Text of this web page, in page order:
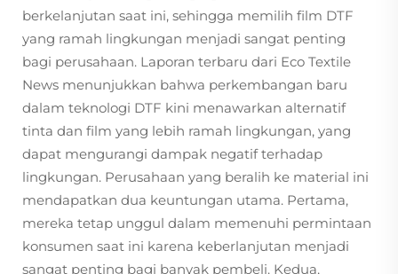
berkelanjutan saat ini, sehingga memilih film DTF
yang ramah lingkungan menjadi sangat penting
bagi perusahaan. Laporan terbaru dari Eco Textile
News menunjukkan bahwa perkembangan baru
dalam teknologi DTF kini menawarkan alternatif
tinta dan film yang lebih ramah lingkungan, yang
dapat mengurangi dampak negatif terhadap
lingkungan. Perusahaan yang beralih ke material ini
mendapatkan dua keuntungan utama. Pertama,
mereka tetap unggul dalam memenuhi permintaan
konsumen saat ini karena keberlanjutan menjadi
sangat penting bagi banyak pembeli. Kedua,